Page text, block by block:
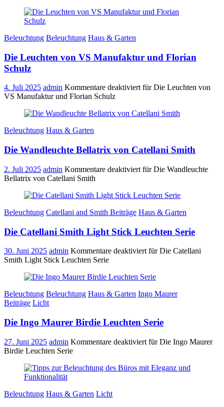
Beleuchtung Beleuchtung Haus & Garten
Die Leuchten von VS Manufaktur und Florian
Schulz
4. Juli 2025 admin Kommentare deaktiviertfür Die Leuchten von
VS Manufaktur und Florian Schulz
Beleuchtung Haus & Garten
Die Wandleuchte Bellatrix von Catellani Smith
2. Juli 2025 admin Kommentare deaktiviert für Die Wandleuchte
Bellatrix von Catellani Smith
Beleuchtung Catellani and Smith Beiträge Haus & Garten
Die Catellani Smith Light Stick Leuchten Serie
30. Juni 2025 admin Kommentare deaktiviert für Die Catellani
Smith Light Stick Leuchten Serie
Beleuchtung Beleuchtung Haus & Garten Ingo Maurer
Beiträge Licht
Die Ingo Maurer Birdie Leuchten Serie
27. Juni 2025 admin Kommentare deaktiviert für Die Ingo Maurer
Birdie Leuchten Serie
Beleuchtung Haus & Garten Licht